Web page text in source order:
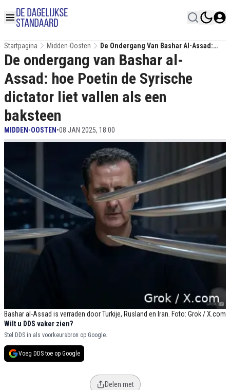
Startpagina Midden-Oosten
De Ondergang Van Bashar Al-Assad:
Hoe Poetin De Syrische Dictator Liet
Vallen Als Een Baksteen
Bashar al-Assad is verraden door Turkije, Rusland en Iran. Foto: Grok / X.com
De ondergang van Bashar al-
Assad: hoe Poetin de Syrische
dictator liet vallen als een
baksteen
MIDDEN-OOSTEN •08 JAN 2025, 18:00
Wilt u DDS vaker zien?
Stel DDS in als voorkeursbron op Google.
Voeg DDS toe op Google
Delen met